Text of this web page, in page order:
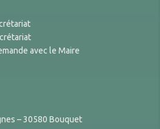
avec le Maire
– 30580 Bouquet